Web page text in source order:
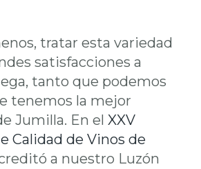
tratar esta variedad
satisfacciones a
tanto que podemos
tenemos la mejor
Jumilla. En el XXV
Calidad de Vinos de
a nuestro Luzón